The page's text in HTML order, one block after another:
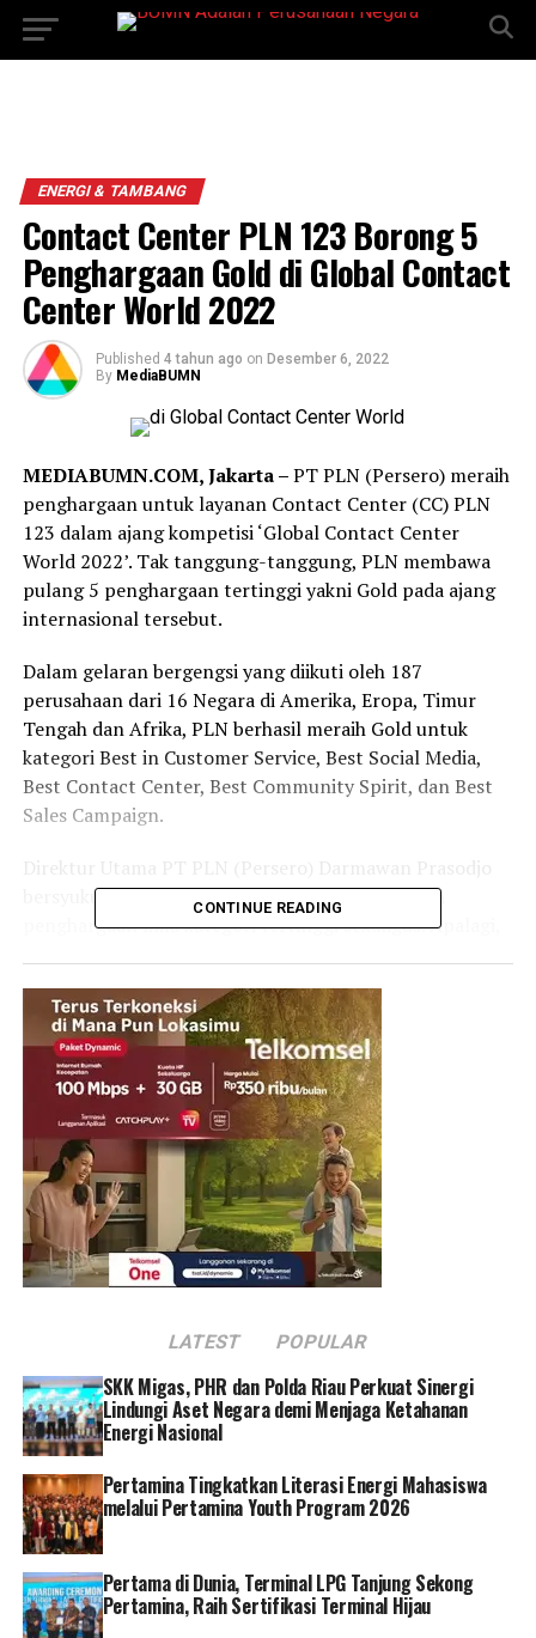
ENERGI & TAMBANG
Contact Center PLN 123 Borong 5
Penghargaan Gold di Global Contact
Center World 2022
Published 4 tahun ago on Desember 6, 2022
By MediaBUMN
MEDIABUMN.COM, Jakarta –PT PLN (Persero) meraih
penghargaan untuk layanan Contact Center (CC) PLN
123 dalam ajang kompetisi ‘Global Contact Center
World 2022’. Tak tanggung-tanggung, PLN membawa
pulang 5 penghargaan tertinggi yakni Gold pada ajang
internasional tersebut.
Dalam gelaran bergengsi yang diikuti oleh 187
perusahaan dari 16 Negara di Amerika, Eropa, Timur
Tengah dan Afrika, PLN berhasil meraih Gold untuk
kategori Best in Customer Service, Best Social Media,
Best Contact Center, Best Community Spirit, dan Best
Sales Campaign.
bersyukur layanan pelanggan PLN mendapatkan
penghargaan lima kategori tertinggi sekaligus. Apalagi,
merupakan ajang tahunan kompetisi Contact Center
berskala internasional yang diikuti oleh perusahaan
terbaik dari seluruh dunia.
“Alhamdulillah segala puji dan syukur kami panjatkan
kepada Allah SWT, pada hari Sabtu tanggal 3 Desember
2022, CC PLN 123, meraih 5 Gold dari 5 kategori yang
diajukan dalam ajang kompetisi Global Contact Center
World Award 2022,” kata Darmawan.
Darmawan mengatakan, tahun 2022 merupakan kali ke-
2 PLN mengikuti ajang Internasional tersebut. Dan,
mengalami peningkatan dari tahun 2021 yang meraih 3
Gold.
Menurutnya, pengakuan internasional tersebut menjadi
bukti kualitas layanan yang diberikan PLN untuk
masyarakat yang diharapkan bisa menjadi cambuk bagi
PLN untuk terus meningkatkan kinerja, sehingga bisa
memberikan pelayanan yang lebih baik lagi kepada
pelanggan.
“Penghargaan ini merupakan penyemangat bagi kami
CONTINUE READING
LATEST POPULAR
SKK Migas, PHR dan Polda Riau Perkuat Sinergi
Lindungi Aset Negara demi Menjaga Ketahanan
Energi Nasional
Pertamina Tingkatkan Literasi Energi Mahasiswa
melalui Pertamina Youth Program 2026
Pertama di Dunia, Terminal LPG Tanjung Sekong
Pertamina, Raih Sertifikasi Terminal Hijau